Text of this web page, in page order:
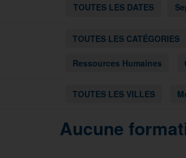
TOUTES LES DATES
TOUTES LES CATÉGORIES
Ressources Humaines
TOUTES LES VILLES
Aucune